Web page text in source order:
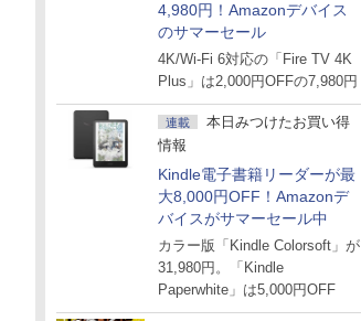
4,980円！Amazonデバイス
のサマーセール
4K/Wi-Fi 6対応の「Fire TV 4K
Plus」は2,000円OFFの7,980円
連載
本日みつけたお買い得
情報
Kindle電子書籍リーダーが最
大8,000円OFF！Amazonデ
バイスがサマーセール中
カラー版「Kindle Colorsoft」が
31,980円。「Kindle
Paperwhite」は5,000円OFF